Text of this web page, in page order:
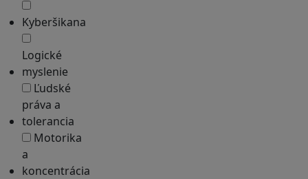
Kyberšikana
Logické
myslenie
Ľudské
práva a
tolerancia
Motorika
a
koncentrácia